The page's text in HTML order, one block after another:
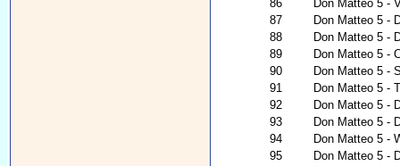
86
Don Matteo 5 -
87
Don Matteo 5 -
88
Don Matteo 5 -
89
Don Matteo 5 -
90
Don Matteo 5 -
91
Don Matteo 5 -
92
Don Matteo 5 -
93
Don Matteo 5 -
94
Don Matteo 5 -
95
Don Matteo 5 -